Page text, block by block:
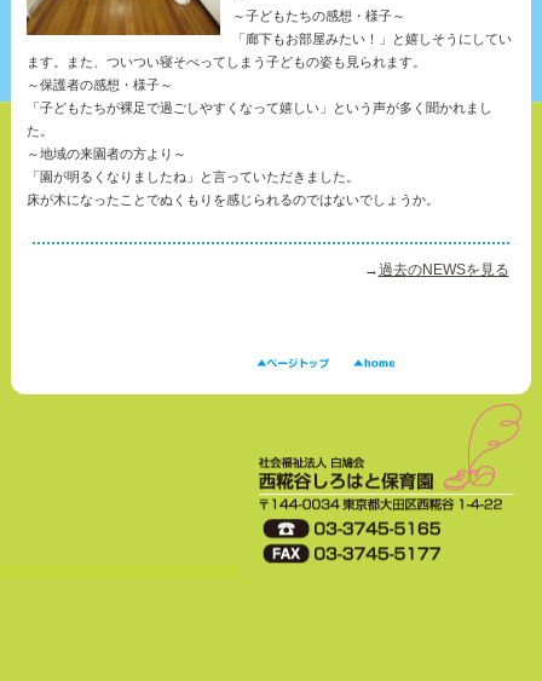
～子どもたちの感想・様子～
「廊下もお部屋みたい！」と嬉しそうにしてい
ます。また、ついつい寝そべってしまう子どもの姿も見られます。
～保護者の感想・様子～
「子どもたちが裸足で過ごしやすくなって嬉しい」という声が多く聞かれまし
た。
～地域の来園者の方より～
「園が明るくなりましたね」と言っていただきました。
床が木になったことでぬくもりを感じられるのではないでしょうか。
→過去のNEWSを見る